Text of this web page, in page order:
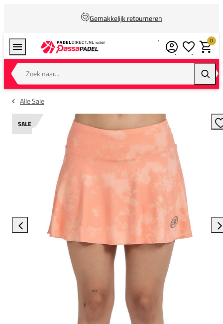
Gemakkelijk retourneren
Zoek naar...
0
Alle Sale
SALE